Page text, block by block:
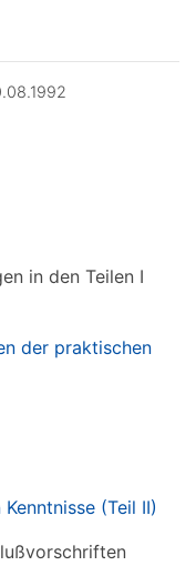
in den Teilen I
der praktischen
(Teil II)